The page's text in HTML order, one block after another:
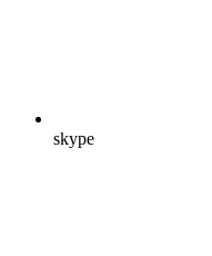
skype